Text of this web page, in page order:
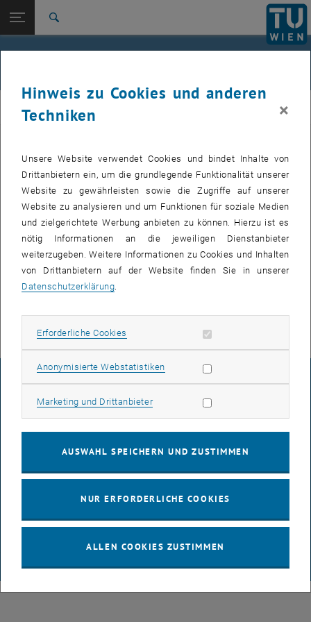
TU Login
Studium
International
Zur 1. Menü Ebene
femTUme
Zurück: Subseiten von femTUme auflisten
Zurück zur letzten Ebene:
femTUme
Jour fixe
femTUme
VERANSTALTUNGEN VOM 17. JULI 2026
Stammtisch 04.08.
04
AUG. 26
04 August 2026 bis
–
ANDERE tba, 1060 Wien
© TU Wien# 65814
IMPRESSUM
BARRIEREFREIHEITSERKLÄRUNG
DATENSCHUTZERKLÄRUNG (PDF)
COOKIEEINSTELLUNGEN
Hinweis zu Cookies und anderen
Techniken
×
Unsere Website verwendet Cookies und bindet Inhalte von
Drittanbietern ein, um die grundlegende Funktionalität unserer
Website zu gewährleisten sowie die Zugriffe auf unserer
Website zu analysieren und um Funktionen für soziale Medien
und zielgerichtete Werbung anbieten zu können. Hierzu ist es
nötig Informationen an die jeweiligen Dienstanbieter
weiterzugeben. Weitere Informationen zu Cookies und Inhalten
von Drittanbietern auf der Website finden Sie in unserer
Datenschutzerklärung.
Erforderliche Cookies Erforderliche Cookies zulassen
Anonymisierte WebstatistikenStatistik Cookies zulassen
Marketing und DrittanbieterMarketing Cookies zulassen
AUSWAHL SPEICHERN UND ZUSTIMMEN
NUR ERFORDERLICHE COOKIES
ALLEN COOKIES ZUSTIMMEN